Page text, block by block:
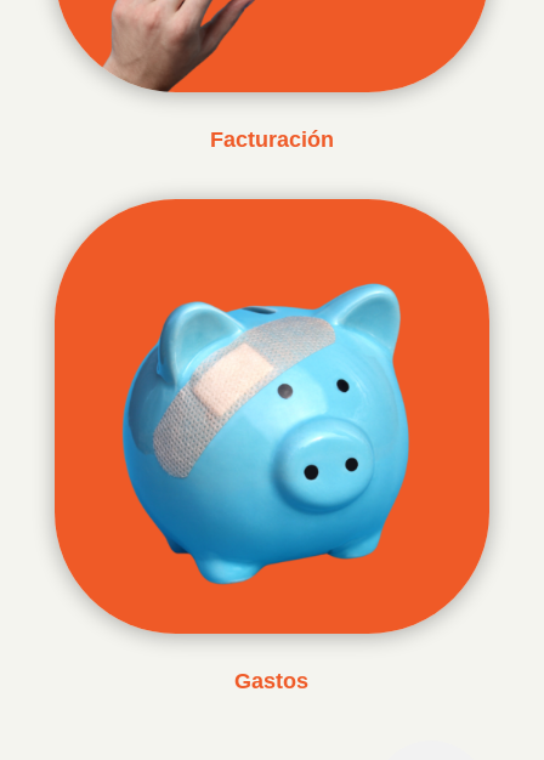
Facturación
Gastos